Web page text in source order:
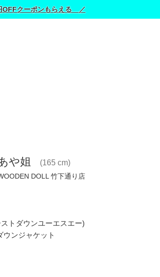
クーポンもらえる ／
や姐 (165 cm)
DOLL 竹下通り店
トダウンユーエスエー)
ウンジャケット